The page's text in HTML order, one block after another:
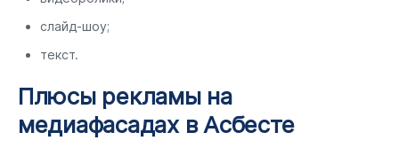
слайд-шоу;
текст.
Плюсы рекламы на
медиафасадах в Асбесте